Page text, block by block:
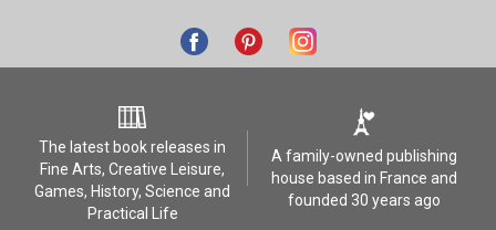
The latest book releases in
Fine Arts, Creative Leisure,
Games, History, Science and
Practical Life
A family-owned publishing
house based in France and
founded 30 years ago